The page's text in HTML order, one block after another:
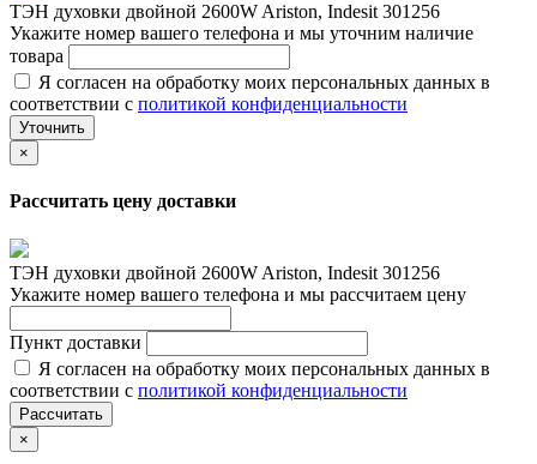
ТЭН духовки двойной 2600W Ariston, Indesit 301256
Укажите номер вашего телефона и мы уточним наличие
товара
Я согласен на обработку моих персональных данных в
соответствии с политикой конфиденциальности
Уточнить
×
Рассчитать цену доставки
ТЭН духовки двойной 2600W Ariston, Indesit 301256
Укажите номер вашего телефона и мы рассчитаем цену
Пункт доставки
Я согласен на обработку моих персональных данных в
соответствии с политикой конфиденциальности
Рассчитать
×